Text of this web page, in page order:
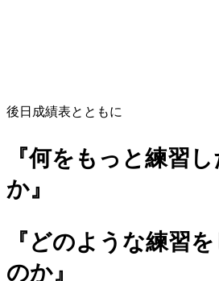
後日成績表とともに
『何をもっと練習
か』
『どのような練習
のか』